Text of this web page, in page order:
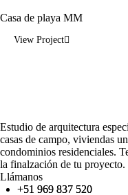
Casa de playa MM
View Project
Estudio de arquitectura
casas de campo, viviendas
condominios residenciales.
la finalzación de tu proyecto.
Llámanos
+51 969 837 520